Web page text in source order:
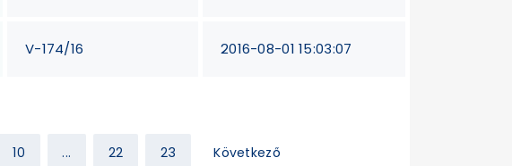
V-174/16 2016-08-01 15:03:07
10 ... 22 23 Következő